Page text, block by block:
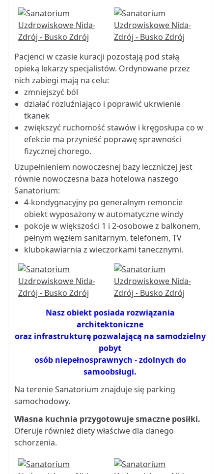
Pacjenci w czasie kuracji pozostają pod stałą
opieką lekarzy specjalistów. Ordynowane przez
nich zabiegi mają na celu:
zmniejszyć ból
działać rozluźniająco i poprawić ukrwienie
tkanek
zwiększyć ruchomość stawów i kręgosłupa co w
efekcie ma przynieść poprawę sprawności
fizycznej chorego.
Uzupełnieniem nowoczesnej bazy leczniczej jest
równie nowoczesna baza hotelowa naszego
Sanatorium:
4-kondygnacyjny po generalnym remoncie
obiekt wyposażony w automatyczne windy
pokoje w większości 1 i 2-osobowe z balkonem,
pełnym węzłem sanitarnym, telefonem, TV
klubokawiarnia z wieczorkami tanecznymi.
Nasz obiekt posiada rozwiązania
architektoniczne
oraz infrastrukturę pozwalającą na samodzielny
pobyt
osób niepełnosprawnych - zdolnych do
samoobsługi.
Na terenie Sanatorium znajduje się parking
samochodowy.
Własna kuchnia przygotowuje smaczne posiłki.
Oferuje również diety właściwe dla danego
schorzenia.